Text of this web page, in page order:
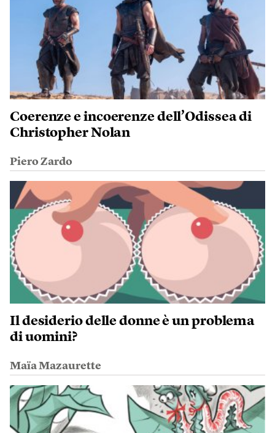
Coerenze e incoerenze dell’Odissea di
Christopher Nolan
Piero Zardo
Il desiderio delle donne è un problema
di uomini?
Maïa Mazaurette